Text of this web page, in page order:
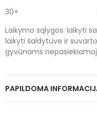
30+
Laikymo sąlygos: laikyti
laikyti šaldytuve ir
gyvūnams
PAPILDOMA